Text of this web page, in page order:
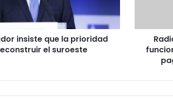
insiste que la prioridad
el suroeste
publicidad
pagada